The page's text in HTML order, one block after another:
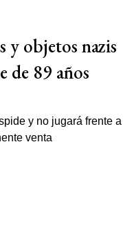
y objetos nazis
de 89 años